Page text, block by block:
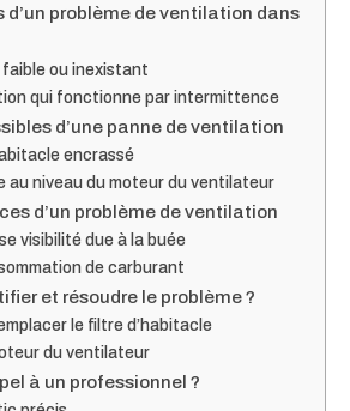
d’un problème de ventilation dans
faible ou inexistant
qui fonctionne par intermittence
d’une panne de ventilation
encrassé
au niveau du moteur du ventilateur
d’un problème de ventilation
visibilité due à la buée
de carburant
et résoudre le problème ?
le filtre d’habitacle
du ventilateur
à un professionnel ?